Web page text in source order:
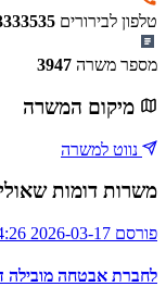
טלפון לבירורים
מספר משרה 3947
מיקום המשרה
נווט למשרה
משרות דומות שאולי
פורסם 2026-03-17 19:24:26
לחברת אבטחה מובילה